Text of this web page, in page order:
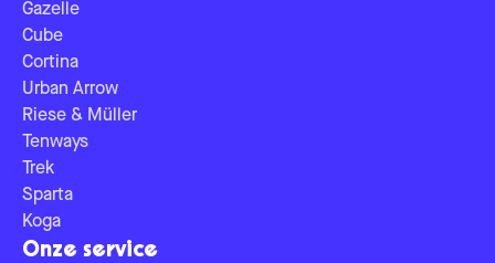
Gazelle
Cube
Cortina
Urban Arrow
Riese & Müller
Tenways
Trek
Sparta
Koga
Onze service